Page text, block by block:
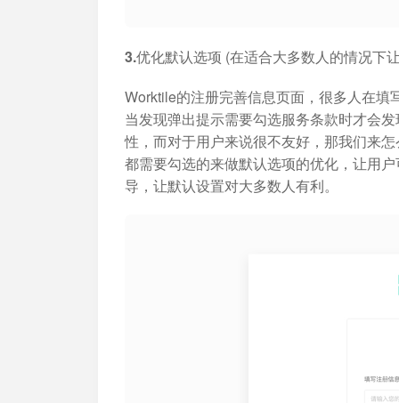
3.优化默认选项 (在适合大多数人的情况下
Worktile的注册完善信息页面，很多人在
当发现弹出提示需要勾选服务条款时才会
性，而对于用户来说很不友好，那我们来
都需要勾选的来做默认选项的优化，让用
导，让默认设置对大多数人有利。